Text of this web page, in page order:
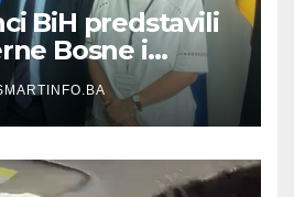
BiH predstavili
Bosne i
ambasadoru